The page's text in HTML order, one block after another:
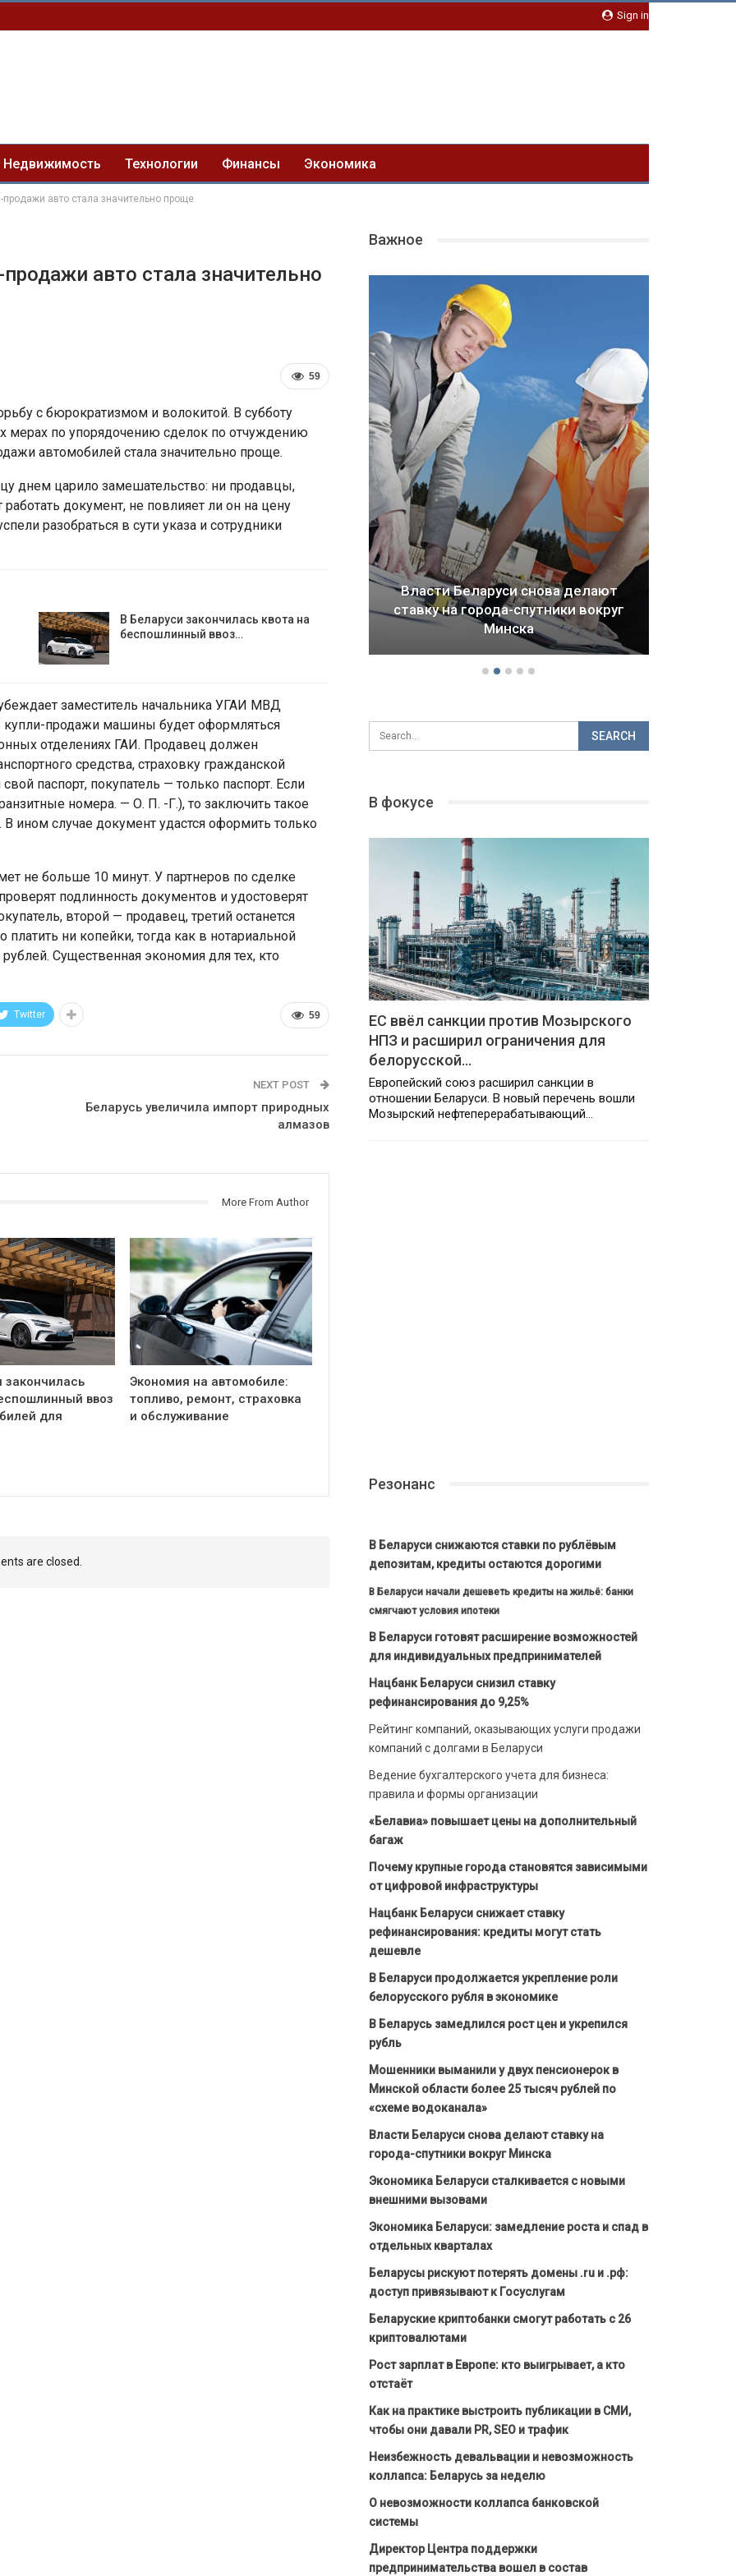
Sign in
Недвижимость Технологии Финансы Экономика
продажи авто стала значительно проще
авто стала значительно
59
с бюрократизмом и волокитой. В субботу
мерах по упорядочению сделок по отчуждению
автомобилей стала значительно проще.
днем царило замешательство: ни продавцы,
документ, не повлияет ли он на цену
разобраться в сути указа и сотрудники
В Беларуси закончилась квота на
беспошлинный ввоз…
заместитель начальника УГАИ МВД
продажи машины будет оформляться
отделениях ГАИ. Продавец должен
средства, страховку гражданской
паспорт, покупатель — только паспорт. Если
номера. — О. П. -Г.), то заключить такое
случае документ удастся оформить только
не больше 10 минут. У партнеров по сделке
подлинность документов и удостоверят
второй — продавец, третий останется
ни копейки, тогда как в нотариальной
Существенная экономия для тех, кто
59
Twitter
NEXT POST
Беларусь увеличила импорт природных
алмазов
More From Author
закончилась
ввоз
для
Экономия на автомобиле:
топливо, ремонт, страховка
и обслуживание
are closed.
Важное
ставку на города-спутники вокруг
Минска
Драма Детройта: как ломается
будущее городов и стран
В фокусе
ЕС ввёл санкции против Мозырского
НПЗ и расширил ограничения для
белорусской…
Европейский союз расширил санкции в
отношении Беларуси. В новый перечень вошли
Мозырский нефтеперерабатывающий…
Резонанс
В Беларуси снижаются ставки по рублёвым
депозитам, кредиты остаются дорогими
В Беларуси начали дешеветь кредиты на жильё: банки
смягчают условия ипотеки
В Беларуси готовят расширение возможностей
для индивидуальных предпринимателей
Нацбанк Беларуси снизил ставку
рефинансирования до 9,25%
Рейтинг компаний, оказывающих услуги продажи
компаний с долгами в Беларуси
Ведение бухгалтерского учета для бизнеса:
правила и формы организации
«Белавиа» повышает цены на дополнительный
багаж
Почему крупные города становятся зависимыми
от цифровой инфраструктуры
Нацбанк Беларуси снижает ставку
рефинансирования: кредиты могут стать
дешевле
В Беларуси продолжается укрепление роли
белорусского рубля в экономике
В Беларусь замедлился рост цен и укрепился
рубль
Мошенники выманили у двух пенсионерок в
Минской области более 25 тысяч рублей по
«схеме водоканала»
Власти Беларуси снова делают ставку на
города-спутники вокруг Минска
Экономика Беларуси сталкивается с новыми
внешними вызовами
Экономика Беларуси: замедление роста и спад в
отдельных кварталах
Беларусы рискуют потерять домены .ru и .рф:
доступ привязывают к Госуслугам
Беларуские криптобанки смогут работать с 26
криптовалютами
Рост зарплат в Европе: кто выигрывает, а кто
отстаёт
Как на практике выстроить публикации в СМИ,
чтобы они давали PR, SEO и трафик
Неизбежность девальвации и невозможность
коллапса: Беларусь за неделю
О невозможности коллапса банковской
системы
Директор Центра поддержки
предпринимательства вошел в состав